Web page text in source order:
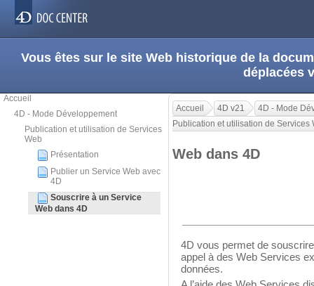
Vous êtes sur le site Web historique de la
déplacées
Accueil
4D - Mode Développement
Publication et utilisation de Services
Web
Présentation
Publier un Service Web avec
4D
Souscrire à un Service
Web dans 4D
Accueil 4D v21
4D - Mode
Publication et utilisation de Services
Web dans 4D
4D vous permet de
appel à des Web Services
données.